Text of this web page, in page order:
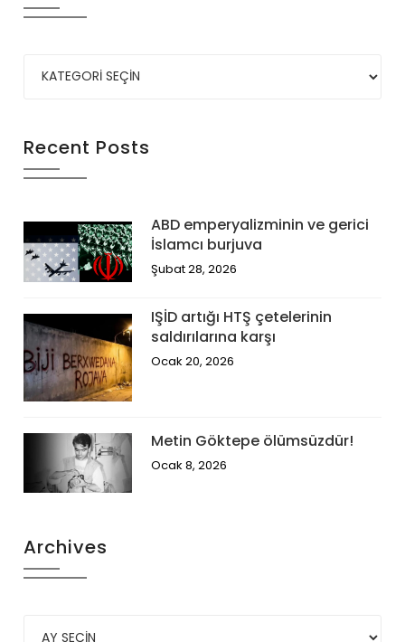
Recent Posts
ABD emperyalizminin ve gerici
İslamcı burjuva
Şubat 28, 2026
IŞİD artığı HTŞ çetelerinin
saldırılarına karşı
Ocak 20, 2026
Metin Göktepe ölümsüzdür!
Ocak 8, 2026
Archives